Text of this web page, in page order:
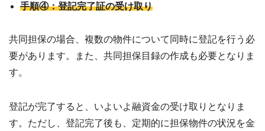
手順④：登記完了証の受け取り
共同担保の場合、複数の物件について同時に登記を行う必
要があります。また、共同担保目録の作成も必要となりま
す。
登記が完了すると、いよいよ融資金の受け取りとなりま
す。ただし、登記完了後も、定期的に担保物件の状況を金